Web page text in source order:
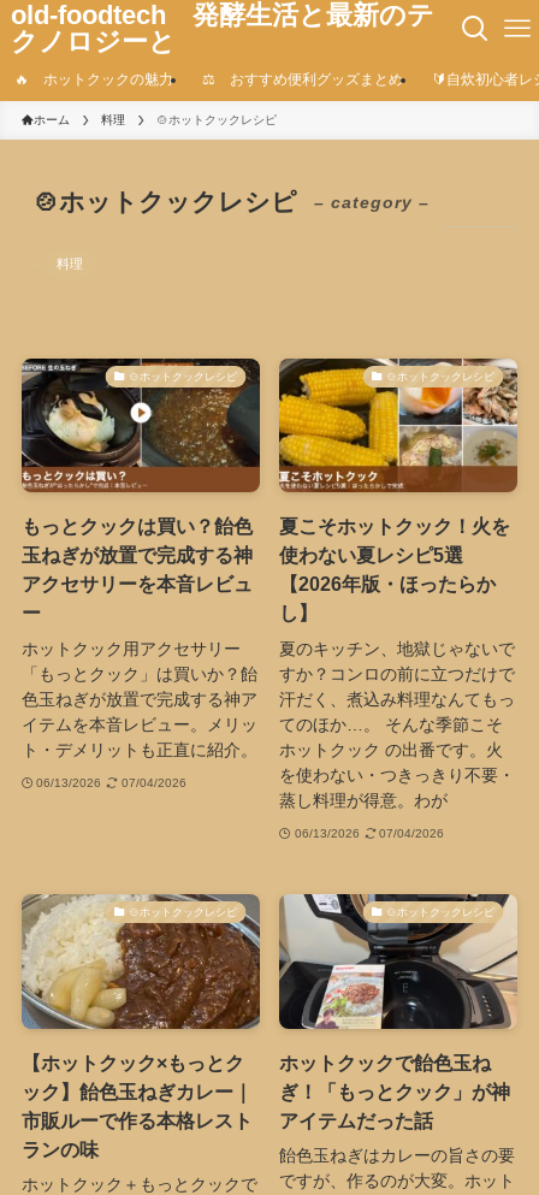
old-foodtech 発酵生活と最新のテ
クノロジーと
🔥 ホットクックの魅力 ⚖️ おすすめ便利グッズまとめ 🔰自炊初心者レ
ホーム 料理 🍲ホットクックレシピ
🍲ホットクックレシピ – category –
料理
🍲ホットクックレシピ
もっとクックは買い？飴色
玉ねぎが放置で完成する神
アクセサリーを本音レビュ
ー
ホットクック用アクセサリー
「もっとクック」は買いか？飴
色玉ねぎが放置で完成する神ア
イテムを本音レビュー。メリッ
ト・デメリットも正直に紹介。
06/13/2026 07/04/2026
🍲ホットクックレシピ
夏こそホットクック！火を
使わない夏レシピ5選
【2026年版・ほったらか
し】
夏のキッチン、地獄じゃないで
すか？コンロの前に立つだけで
汗だく、煮込み料理なんてもっ
てのほか…。 そんな季節こそ
ホットクック の出番です。火
を使わない・つきっきり不要・
蒸し料理が得意。わが
06/13/2026 07/04/2026
🍲ホットクックレシピ
【ホットクック×もっとク
ック】飴色玉ねぎカレー｜
市販ルーで作る本格レスト
ランの味
ホットクック＋もっとクックで
🍲ホットクックレシピ
ホットクックで飴色玉ね
ぎ！「もっとクック」が神
アイテムだった話
飴色玉ねぎはカレーの旨さの要
ですが、作るのが大変。ホット